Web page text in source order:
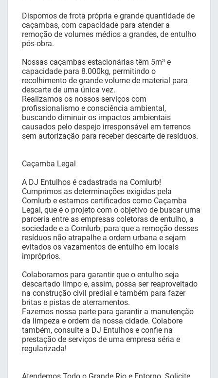
Dispomos de frota própria e grande quantidade de
caçambas, com capacidade para atender a
remoção de volumes médios a grandes, de entulho
pós-obra.
Nossas caçambas estacionárias têm 5m³ e
capacidade para 8.000kg, permitindo o
recolhimento de grande volume de material para
descarte de uma única vez.
Realizamos os nossos serviços com
profissionalismo e consciência ambiental,
buscando diminuir os impactos ambientais
causados pelo despejo irresponsável em terrenos
sem autorização para receber descarte de resíduos.
Caçamba Legal
A DJ Entulhos é cadastrada na Comlurb!
Cumprimos as determinações exigidas pela
Comlurb e estamos certificados como Caçamba
Legal, que é o projeto com o objetivo de buscar uma
parceria entre as empresas coletoras de entulho, a
sociedade e a Comlurb, para que a remoção desses
resíduos não atrapalhe a ordem urbana e sejam
evitados os vazamentos de entulho em locais
impróprios.
Colaboramos para garantir que o entulho seja
descartado limpo e, assim, possa ser reaproveitado
na construção civil predial e também para fazer
britas e pistas de aterramentos.
Fazemos nossa parte para garantir a manutenção
da limpeza e ordem da nossa cidade. Colabore
também, consulte a DJ Entulhos e confie na
prestação de serviços de uma empresa séria e
regularizada!